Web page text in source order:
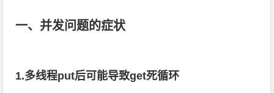
一、并发问题的症状
1.多线程put后可能导致get死循环